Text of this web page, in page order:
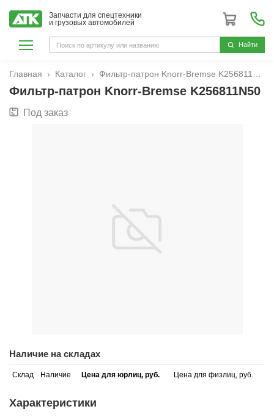
Запчасти для спецтехники
и грузовых автомобилей
Hайти
Главная Каталог Фильтр-патрон Knorr-Bremse K256811N50
Фильтр-патрон Knorr-Bremse K256811N50
Под заказ
Характеристики
Наличие на складах
Склад Наличие Цена для юрлиц, руб. Цена для физлиц, руб.